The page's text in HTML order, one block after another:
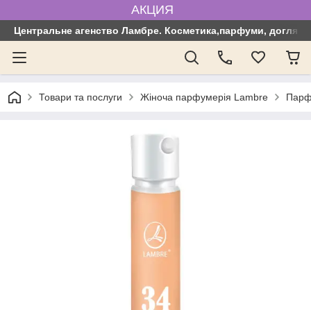
АКЦИЯ
Центральне агенство Ламбре. Косметика,парфуми, догляд
Товари та послуги Жіноча парфумерія Lambre